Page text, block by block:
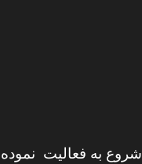
شرکت آریو ناتریشن با هدف ارتقاء کیفیت و سلامت در واردات مکمل های غذایی و ورزشی در خاورمیانه